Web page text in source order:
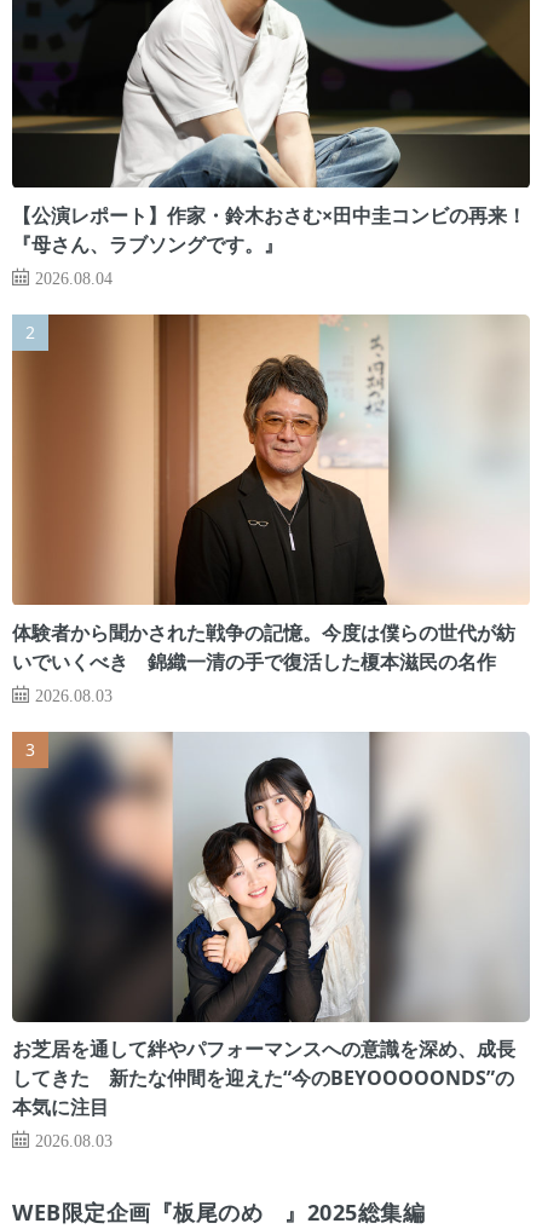
【公演レポート】作家・鈴木おさむ×田中圭コンビの再来！
『母さん、ラブソングです。』
2026.08.04
体験者から聞かされた戦争の記憶。今度は僕らの世代が紡
いでいくべき 錦織一清の手で復活した榎本滋民の名作
2026.08.03
お芝居を通して絆やパフォーマンスへの意識を深め、成長
してきた 新たな仲間を迎えた“今のBEYOOOOONDS”の
本気に注目
2026.08.03
WEB限定企画『板尾のめ゙』2025総集編